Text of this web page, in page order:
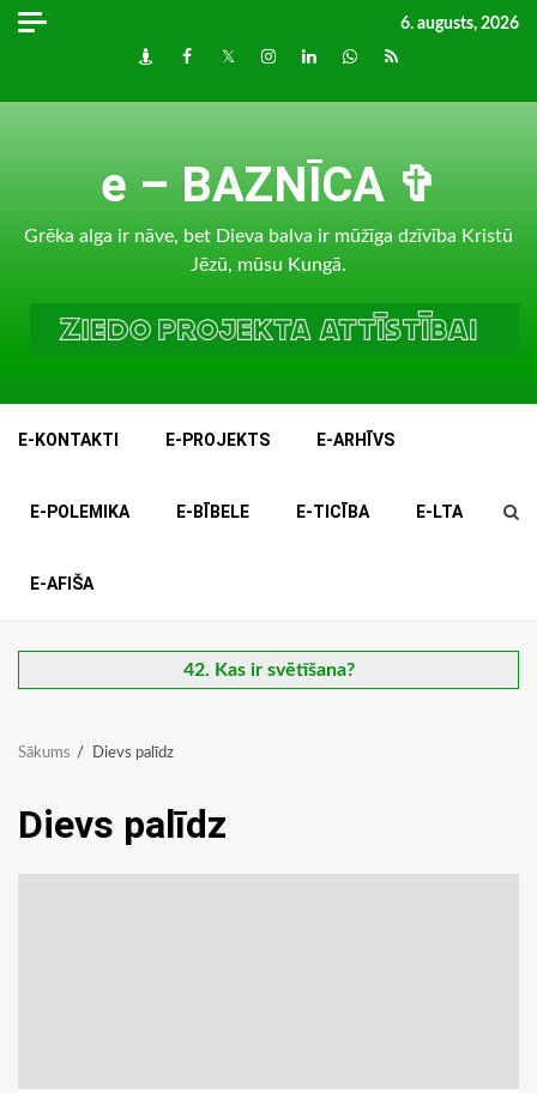
Skip
6. augusts, 2026
DraugiemFacebook
TwitterInstagram
LinkedInwhatsapp
RSS
e – BAZNĪCA ✞
Grēka alga ir nāve, bet Dieva balva ir mūžīga dzīvība Kristū
Jēzū, mūsu Kungā.
E-KONTAKTI E-PROJEKTS E-ARHĪVS
E-POLEMIKA E-BĪBELE E-TICĪBA E-LTA
E-AFIŠA
42. Kas ir svētīšana?
Sākums Dievs palīdz
Dievs palīdz